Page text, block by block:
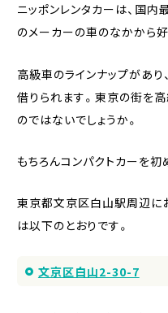
ニッポンレンタカーは、国
のメーカーの車のなかから
高級車のラインナップがあり
借りられます。東京の街を
のではないでしょうか。
もちろんコンパクトカーを
東京都文京区白山駅周辺に
は以下のとおりです。
文京区白山2-30-7